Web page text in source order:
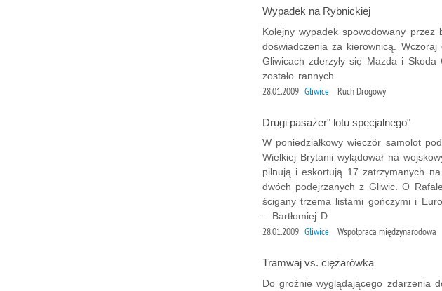
Wypadek na Rybnickiej
Kolejny wypadek spowodowany przez
doświadczenia za kierownicą.
Gliwicach zderzyły się Mazda i Skoda
zostało rannych.
28.01.2009 Gliwice Ruch Drogowy
Drugi pasażer" lotu specjalnego"
W poniedziałkowy wieczór samolot
Wielkiej Brytanii wylądował na
pilnują i eskortują 17 zatrzymanych
dwóch podejrzanych z Gliwic. O
ścigany trzema listami gończymi i
– Bartłomiej D.
28.01.2009 Gliwice Współpraca międzynarodowa
Tramwaj vs. ciężarówka
Do groźnie wyglądającego zdarzenia